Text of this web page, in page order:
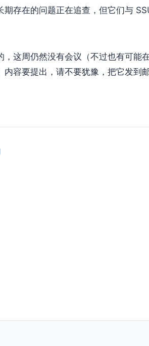
期存在的问题正在追查，但它们与
，这周仍然没有会议（不过也有可能
内容要提出，请不要犹豫，把它发到